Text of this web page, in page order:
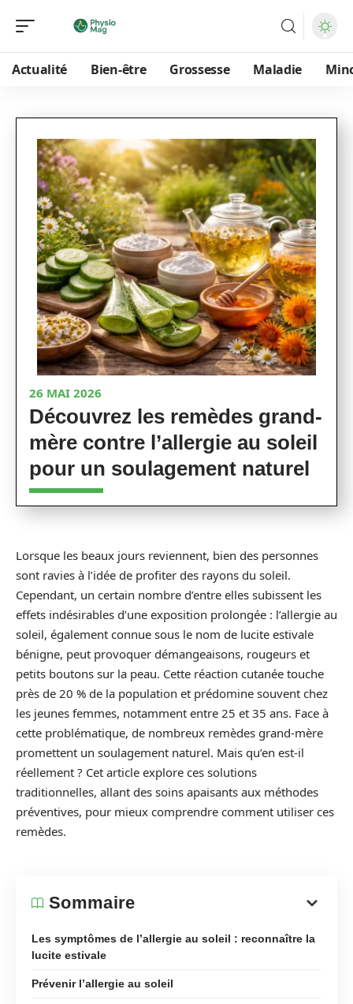
Actualité Bien-être Grossesse Maladie
26 MAI 2026
Découvrez les remèdes grand-
mère contre l’allergie au soleil
pour un soulagement naturel
Lorsque les beaux jours reviennent, bien des personnes
sont ravies à l’idée de profiter des rayons du soleil.
Cependant, un certain nombre d’entre elles subissent les
effets indésirables d’une exposition prolongée : l’allergie au
soleil, également connue sous le nom de lucite estivale
bénigne, peut provoquer démangeaisons, rougeurs et
petits boutons sur la peau. Cette réaction cutanée touche
près de 20 % de la population et prédomine souvent chez
les jeunes femmes, notamment entre 25 et 35 ans. Face à
cette problématique, de nombreux remèdes grand-mère
promettent un soulagement naturel. Mais qu’en est-il
réellement ? Cet article explore ces solutions
traditionnelles, allant des soins apaisants aux méthodes
préventives, pour mieux comprendre comment utiliser ces
remèdes.
Sommaire
Les symptômes de l’allergie au soleil : reconnaître la
lucite estivale
Prévenir l’allergie au soleil